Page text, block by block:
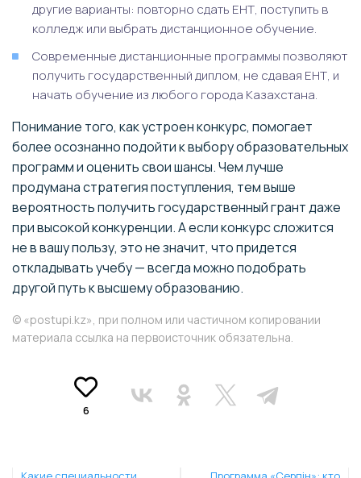
другие варианты: повторно сдать ЕНТ, поступить в
колледж или выбрать дистанционное обучение.
Современные дистанционные программы позволяют
получить государственный диплом, не сдавая ЕНТ, и
начать обучение из любого города Казахстана.
Понимание того, как устроен конкурс, помогает
более осознанно подойти к выбору образовательных
программ и оценить свои шансы. Чем лучше
продумана стратегия поступления, тем выше
вероятность получить государственный грант даже
при высокой конкуренции. А если конкурс сложится
не в вашу пользу, это не значит, что придется
откладывать учебу — всегда можно подобрать
другой путь к высшему образованию.
© «postupi.kz», при полном или частичном копировании
материала ссылка на первоисточник обязательна.
6